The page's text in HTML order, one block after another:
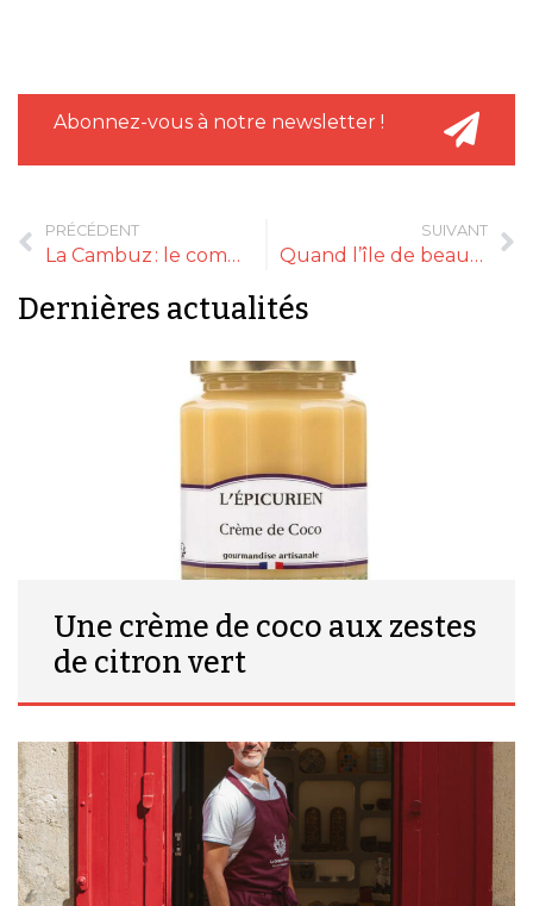
Abonnez-vous à notre newsletter !
PRÉCÉDENT
La Cambuz : le commerce qui manquait aux Épesses
SUIVANT
Quand l’île de beauté s’invite à Limoges
Dernières actualités
Une crème de coco aux zestes
de citron vert